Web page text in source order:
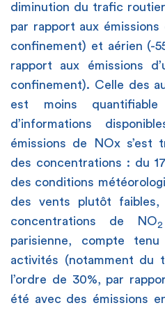
diminution du trafic
par rapport aux émissions
confinement) et aérien (-
rapport aux émissions
confinement). Celle des
est moins
d’informations
émissions de NOx s’est
des concentrations : du
des conditions
des vents plutôt
concentrations de NO2
parisienne, compte
activités (notamment du
l’ordre de 30%, par
été avec des émissions